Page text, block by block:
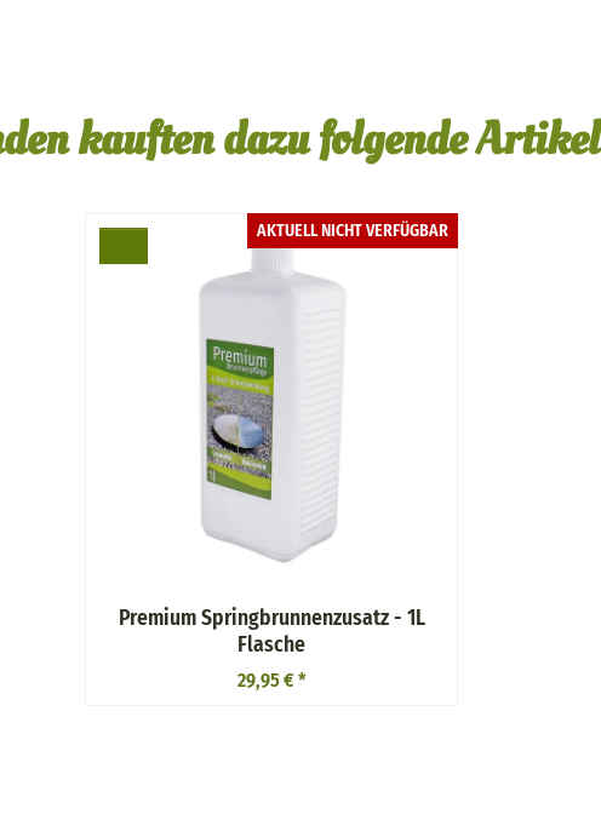
kauften dazu folgende
AKTUELL NICHT VERFÜGBAR
Premium Springbrunnenzusatz - 1L
Flasche
29,95 € *